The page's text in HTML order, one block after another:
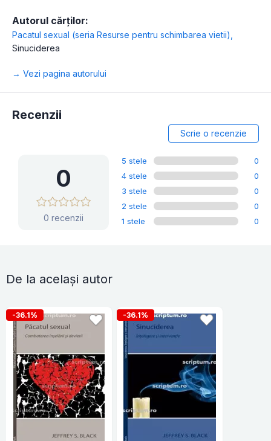
Autorul cărților:
Pacatul sexual (seria Resurse pentru schimbarea vietii)
Sinuciderea
→ Vezi pagina autorului
Recenzii
Scrie o recenzie
0
0 recenzii
5 stele
0
4 stele
0
3 stele
0
2 stele
0
1 stele
0
De la același autor
-36.1% -36.1%